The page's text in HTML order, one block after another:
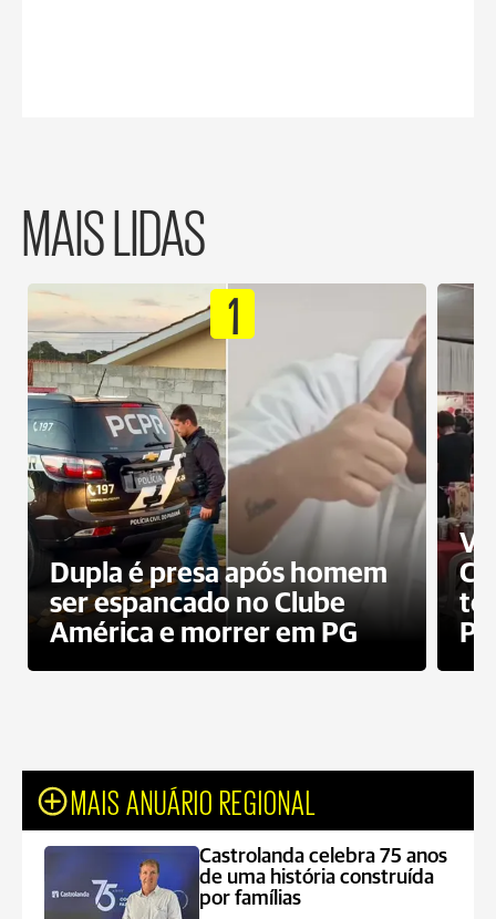
MAIS LIDAS
1
Dupla é presa após homem
ser espancado no Clube
América e morrer em PG
PG
MAIS ANUÁRIO REGIONAL
Castrolanda celebra 75 anos
de uma história construída
por famílias